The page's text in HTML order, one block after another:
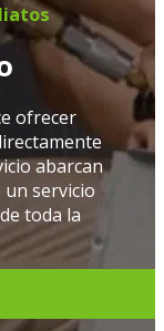
ofrecer
abarcan
un servicio
toda la